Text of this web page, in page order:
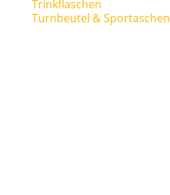
Trinkflaschen
Turnbeutel & Sportaschen